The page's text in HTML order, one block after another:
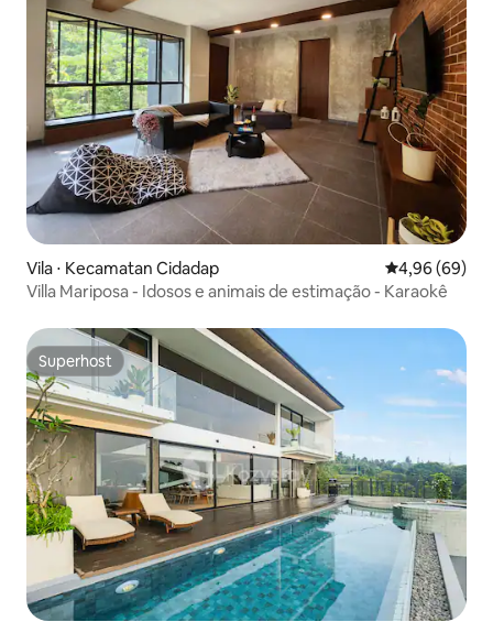
Vila ⋅ Kecamatan Cidadap 4,96 de uma
4,96 (69)
Villa Mariposa - Idosos e animais de estimação - Karaokê
Superhost
Superhost